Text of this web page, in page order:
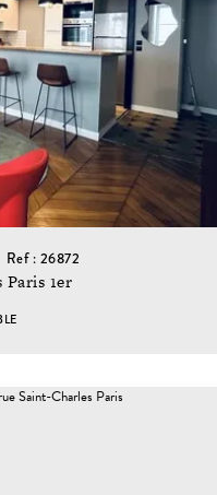
Ref : 26872
Paris 1er